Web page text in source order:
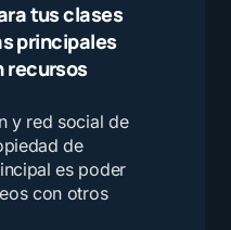
tus clases
principales
recursos
y red social de
de
es poder
con otros